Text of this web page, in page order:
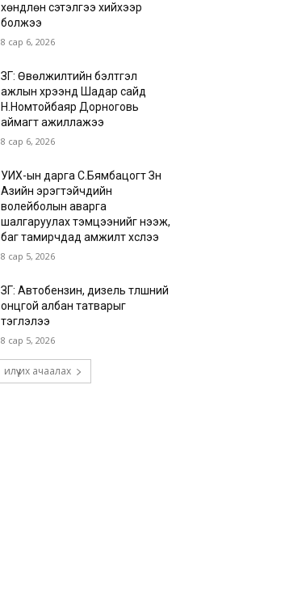
хөндлөн сэтэлгээ хийхээр
болжээ
8 сар 6, 2026
ЗГ: Өвөлжилтийн бэлтгэл
ажлын хүрээнд Шадар сайд
Н.Номтойбаяр Дорноговь
аймагт ажиллажээ
8 сар 6, 2026
УИХ-ын дарга С.Бямбацогт Зүүн
Азийн эрэгтэйчүүдийн
волейболын аварга
шалгаруулах тэмцээнийг нээж,
баг тамирчдад амжилт хүслээ
8 сар 5, 2026
ЗГ: Автобензин, дизель түлшний
онцгой албан татварыг
тэглэлээ
8 сар 5, 2026
илүү их ачаалах